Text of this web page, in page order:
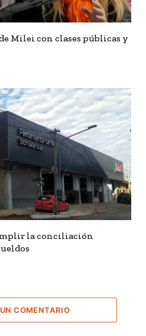
Milei con clases públicas y
la conciliación
COMENTARIO